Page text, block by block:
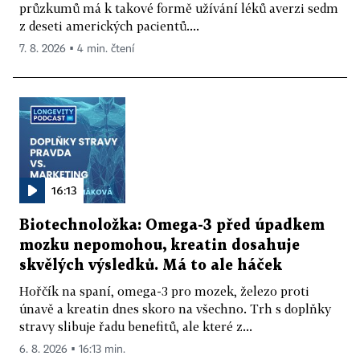
průzkumů má k takové formě užívání léků averzi sedm
z deseti amerických pacientů....
7. 8. 2026 ▪ 4 min. čtení
16:13
Biotechnoložka: Omega-3 před úpadkem
mozku nepomohou, kreatin dosahuje
skvělých výsledků. Má to ale háček
Hořčík na spaní, omega-3 pro mozek, železo proti
únavě a kreatin dnes skoro na všechno. Trh s doplňky
stravy slibuje řadu benefitů, ale které z...
6. 8. 2026 ▪ 16:13 min.